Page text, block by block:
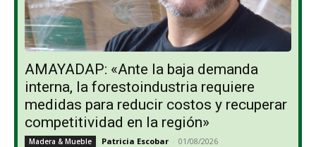
AMAYADAP: «Ante la baja demanda
interna, la forestoindustria requiere
medidas para reducir costos y recuperar
competitividad en la región»
Madera & Mueble Patricia Escobar - 01/08/2026